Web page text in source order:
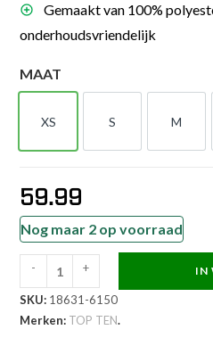
Gemaakt van 100%
onderhoudsvriendelijk
MAAT
XS
XS
S
S
M
M
59.99
Nog maar 2 op voorraad
TEN
Thaiboks-
- + IN
SKU: 18631-6150
Merken: TOP TEN.